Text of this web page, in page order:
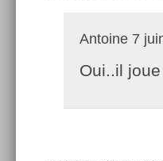
Antoine 7
Oui..il